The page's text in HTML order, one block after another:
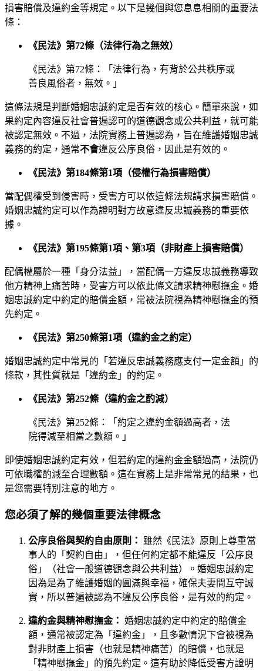
損害賠償及違約金等規定。以下是幾個與您息息相關的重要法
條：
《民法》第72條（法律行為之無效）
《民法》第72條：「法律行為，有背於公共秩序或
善良風俗者，無效。」
這條法規是判斷婚姻忠誠約定是否有效的核心。簡單來說，如
果約定內容違反社會普遍認可的道德觀念或公共利益，就可能
被認定無效。不過，法院實務上普遍認為，旨在維護婚姻忠誠
義務的約定，通常不會違反公序良俗，因此是有效的。
《民法》第184條第1項（侵權行為損害賠償）
當配偶權受到侵害時，受害方可以依這條法規請求損害賠償。
婚姻忠誠約定可以作為證明對方故意違反忠誠義務的重要依
據。
《民法》第195條第1項、第3項（非財產上損害賠償）
配偶權屬於一種「身分法益」，當配偶一方違反忠誠義務導致
他方精神上痛苦時，受害方可以依此條文請求精神慰撫金。婚
姻忠誠約定中約定的賠償金額，常被法院視為精神慰撫金的預
先約定。
《民法》第250條第1項（違約金之約定）
婚姻忠誠約定中常見的「若違反忠誠義務應支付一定金額」的
條款，其性質就是「違約金」的約定。
《民法》第252條（違約金之酌減）
《民法》第252條：「約定之違約金額過高者，法
院得減至相當之數額。」
即使婚姻忠誠約定有效，但若約定的違約金金額過高，法院仍
可依職權酌減至合理數額。這在實務上是非常常見的結果，也
是您需要特別注意的地方。
您必須了解的幾個重要法律概念
公序良俗與契約自由原則：
雖然《民法》原則上尊重當
事人的「契約自由」，但任何約定都不能違反「公序良
俗」（社會一般道德觀念與公共利益）。婚姻忠誠約定
因為是為了維護婚姻的圓滿與幸福，確保夫妻間互守誠
實，所以普遍被認為不違反公序良俗，是有效的約定。
違約金與精神慰撫金： 婚姻忠誠約定中約定的賠償金
額，通常被認定為「違約金」，且多數情況下會被視為
對非財產上損害（也就是精神痛苦）的賠償，也就是
「精神慰撫金」的預先約定。這有助於降低受害方證明